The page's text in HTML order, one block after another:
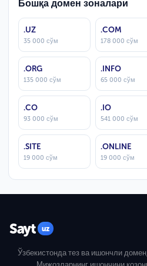
Бошқа домен зоналари
.UZ
35 000 сўм
.COM
178 000 сўм
.ORG
135 000 сўм
.INFO
65 000 сўм
.CO
93 000 сўм
.IO
541 000 сўм
.SITE
19 000 сўм
.ONLINE
19 000 сўм
Sayt uz
Ўзбекистонда тез ва ишончли
Мижозларнинг ишончини